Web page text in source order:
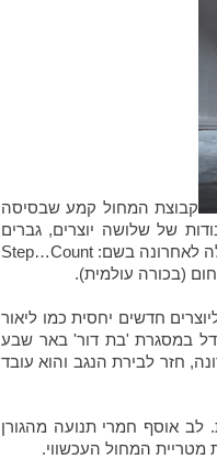
קבוצת המחול קמע שבסיסה
של שלושה יוצרים, גברים
לאחרונה בשם: Step…Count
(בכורה עולמית).
חדשים יחסית כמו ליאור
במסגרת 'בת דור' באר שבע
חזר לבירת הנגב והוא עובד
לב אוסף חמרי תנועה מהגורן
מטריית המחול העכשווי.